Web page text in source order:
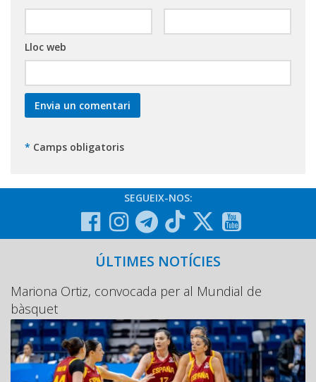
Lloc web
* Camps obligatoris
SEGUEIX-NOS:
ÚLTIMES NOTÍCIES
Mariona Ortiz, convocada per al Mundial de
bàsquet